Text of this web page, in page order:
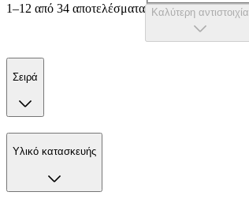
1–12 από 34 αποτελέσματα Καλύτερη αντιστοιχία
Σειρά
Υλικό κατασκευής